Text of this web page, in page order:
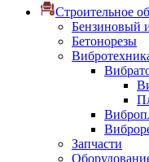
Строительное
Бензиновый
Бетонорезы
Запчасти